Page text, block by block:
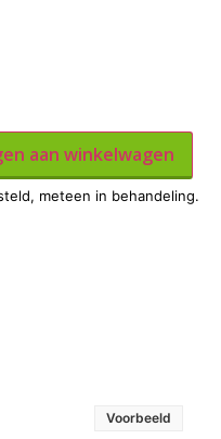
Voorbeeld
aan winkelwagen